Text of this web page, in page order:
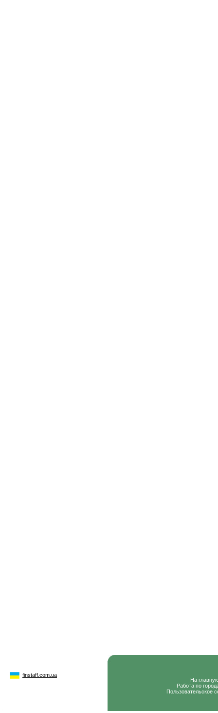
finstaff.com.ua
На
Работа по
Пользовательское